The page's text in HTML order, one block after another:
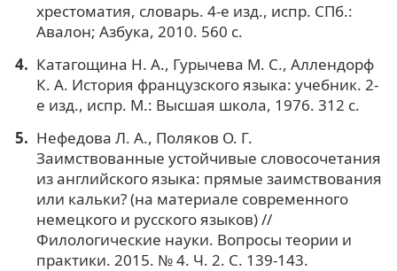
хрестоматия, словарь. 4-е изд., испр. СПб.:
Авалон; Азбука, 2010. 560 с.
Катагощина Н. А., Гурычева М. С., Аллендорф
К. А. История французского языка: учебник. 2-
е изд., испр. М.: Высшая школа, 1976. 312 с.
Нефедова Л. А., Поляков О. Г.
Заимствованные устойчивые словосочетания
из английского языка: прямые заимствования
или кальки? (на материале современного
немецкого и русского языков) //
Филологические науки. Вопросы теории и
практики. 2015. № 4. Ч. 2. С. 139-143.